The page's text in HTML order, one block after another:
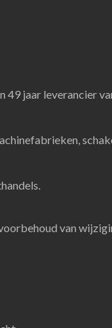
49 jaar leverancier
van